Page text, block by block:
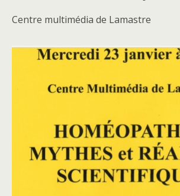
Centre multimédia de Lamastre